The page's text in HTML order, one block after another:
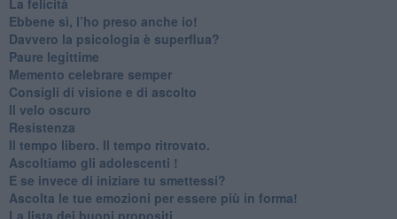
​Ebbene sì, l’ho preso anche io!
​Davvero la psicologia è superflua?
Paure legittime
​Memento celebrare semper
​Consigli di visione e di ascolto
​Il velo oscuro
Resistenza
​Il tempo libero. Il tempo ritrovato.
Ascoltiamo gli adolescenti !
​E se invece di iniziare tu smettessi?
​Ascolta le tue emozioni per essere più in forma!
​La lista dei buoni propositi